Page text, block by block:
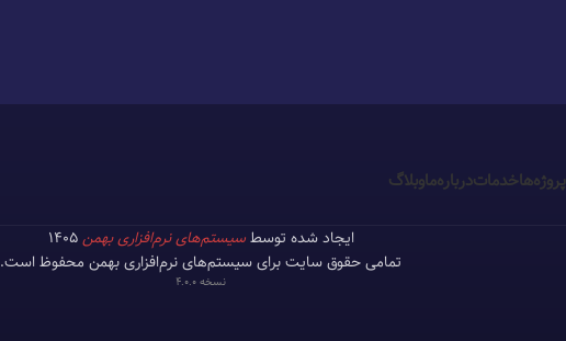
پروژه‌هاخدماتدرباره‌ماوبلاگ
ایجاد شده توسطسیستم‌های نرم‌افزاری بهمن1405
تمامی حقوق سایت برای سیستم‌های نرم‌افزاری بهمن محفوظ است.
نسخه 4.0.0